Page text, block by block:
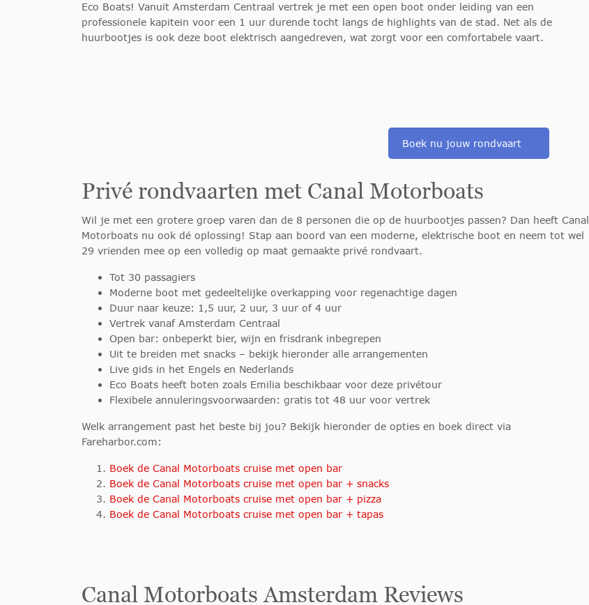
Eco Boats! Vanuit Amsterdam Centraal vertrek je met een open boot onder leiding van een
professionele kapitein voor een 1 uur durende tocht langs de highlights van de stad. Net als de
huurbootjes is ook deze boot elektrisch aangedreven, wat zorgt voor een comfortabele vaart.
Boek nu jouw rondvaart
Privé rondvaarten met Canal Motorboats
Wil je met een grotere groep varen dan de 8 personen die op de huurbootjes passen? Dan heeft Canal
Motorboats nu ook dé oplossing! Stap aan boord van een moderne, elektrische boot en neem tot wel
29 vrienden mee op een volledig op maat gemaakte privé rondvaart.
Tot 30 passagiers
Moderne boot met gedeeltelijke overkapping voor regenachtige dagen
Duur naar keuze: 1,5 uur, 2 uur, 3 uur of 4 uur
Vertrek vanaf Amsterdam Centraal
Open bar: onbeperkt bier, wijn en frisdrank inbegrepen
Uit te breiden met snacks – bekijk hieronder alle arrangementen
Live gids in het Engels en Nederlands
Eco Boats heeft boten zoals Emilia beschikbaar voor deze privétour
Flexibele annuleringsvoorwaarden: gratis tot 48 uur voor vertrek
Welk arrangement past het beste bij jou? Bekijk hieronder de opties en boek direct via
Fareharbor.com:
Boek de Canal Motorboats cruise met open bar
Boek de Canal Motorboats cruise met open bar + snacks
Boek de Canal Motorboats cruise met open bar + pizza
Boek de Canal Motorboats cruise met open bar + tapas
Canal Motorboats Amsterdam Reviews